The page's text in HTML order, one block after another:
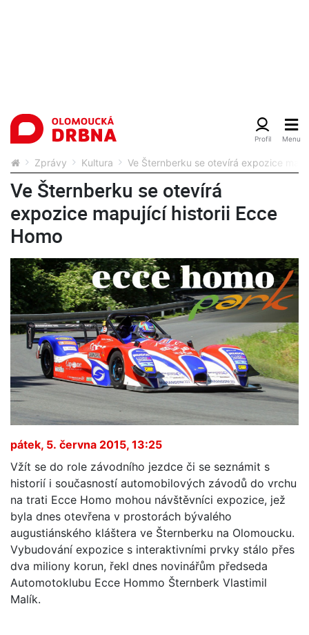
Zprávy Kultura Ve Šternberku se otevírá expozice
Ve Šternberku se otevírá
expozice mapující historii Ecce
Homo
pátek, 5. června 2015, 13:25
Vžít se do role závodního jezdce či se seznámit s
historií i současností automobilových závodů do vrchu
na trati Ecce Homo mohou návštěvníci expozice, jež
byla dnes otevřena v prostorách bývalého
augustiánského kláštera ve Šternberku na Olomoucku.
Vybudování expozice s interaktivními prvky stálo přes
dva miliony korun, řekl dnes novinářům předseda
Automotoklubu Ecce Hommo Šternberk Vlastimil
Malík.